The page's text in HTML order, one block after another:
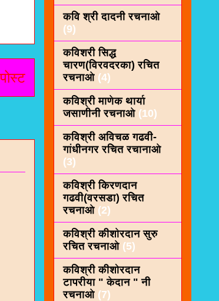
कवि श्री दादनी रचनाओ
(9)
कविशरी सिद्ध
चारण(विरवदरका) रचित
रचनाओ (4)
कविश्री माणेक थार्या
जसाणीनी रचनाओ (10)
कविश्री अविचळ गढवी-
गांधीनगर रचित रचानाओ
(3)
कविश्री किरणदान
गढवी(वरसडा) रचित
रचनाओ (2)
कविश्री कीशाेरदान सुरु
रचित रचनाओ (5)
कविश्री कीशोरदान
टापरीया " केदान " नी
रचनाओ (7)